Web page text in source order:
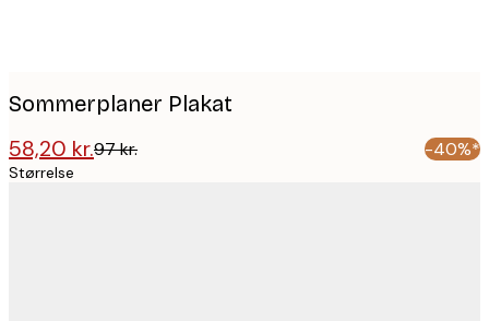
Sommerplaner Plakat
58,20 kr.97 kr. -40%*
Størrelse